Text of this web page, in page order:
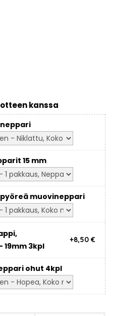
kanssa
15 mm
muovineppari
3kpl
+8,50 €
ohut 4kpl